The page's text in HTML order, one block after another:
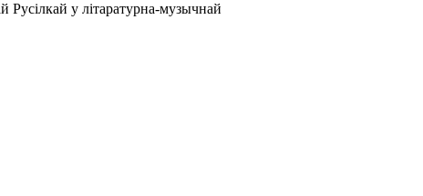
Русілкай у літаратурна-музычнай